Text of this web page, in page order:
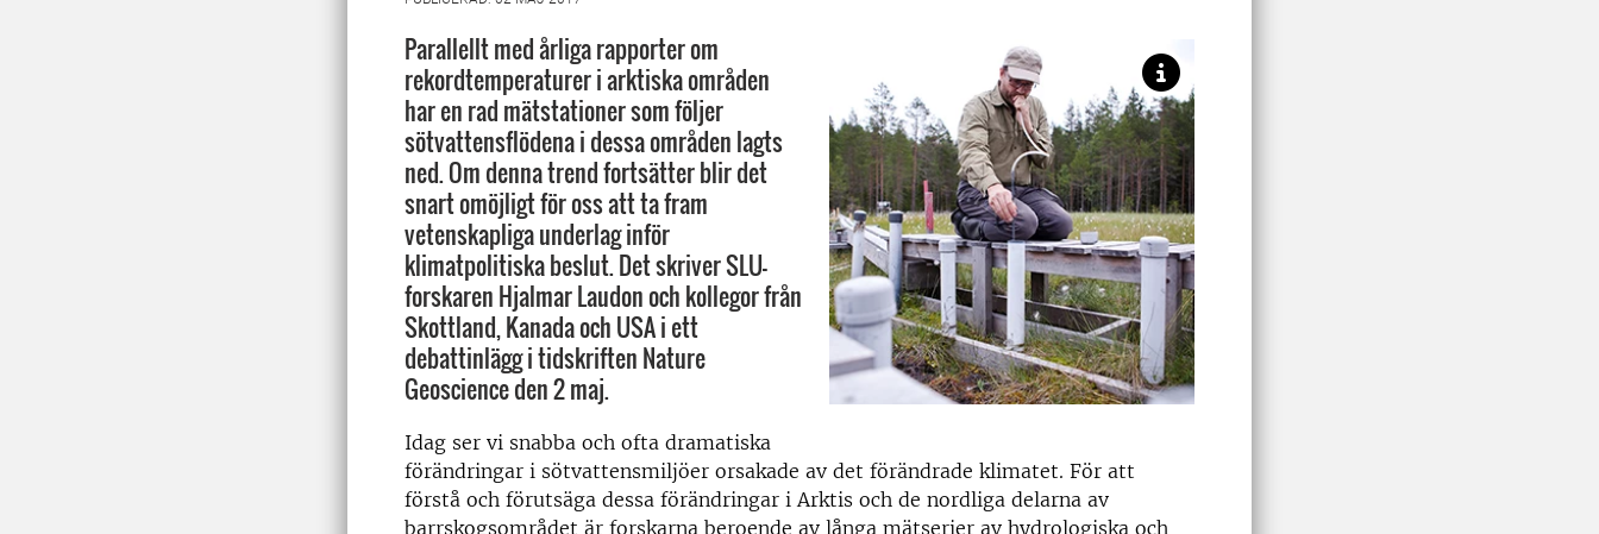
Parallellt med årliga rapporter om
rekordtemperaturer i arktiska områden
har en rad mätstationer som följer
sötvattensflödena i dessa områden lagts
ned. Om denna trend fortsätter blir det
snart omöjligt för oss att ta fram
vetenskapliga underlag inför
klimatpolitiska beslut. Det skriver SLU-
forskaren Hjalmar Laudon och kollegor från
Skottland, Kanada och USA i ett
debattinlägg i tidskriften Nature
Geoscience den 2 maj.
Idag ser vi snabba och ofta dramatiska
förändringar i sötvattensmiljöer orsakade av det förändrade klimatet. För att
förstå och förutsäga dessa förändringar i Arktis och de nordliga delarna av
barrskogsområdet är forskarna beroende av långa mätserier av hydrologiska och